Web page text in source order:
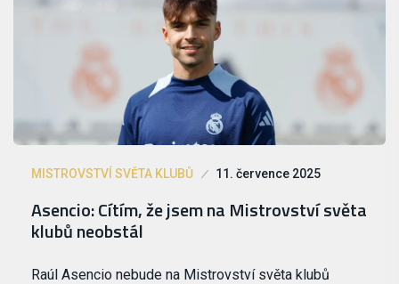
MISTROVSTVÍ SVĚTA KLUBŮ 11. července 2025
Asencio: Cítím, že jsem na Mistrovství světa
klubů neobstál
Raúl Asencio nebude na Mistrovství světa klubů